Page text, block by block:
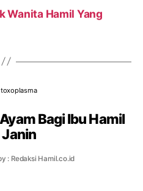
Wanita Hamil Yang
toxoplasma
Bagi Ibu Hamil
: Redaksi Hamil.co.id